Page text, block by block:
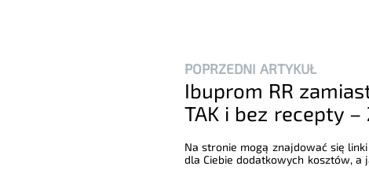
POPRZEDNI ARTYKUŁ
Ibuprom RR
TAK i bez recepty –
Na stronie mogą znajdować się
dla Ciebie dodatkowych kosztów,